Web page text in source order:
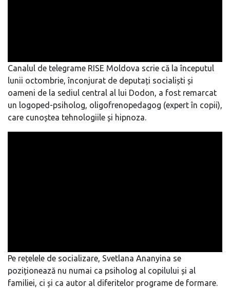
Canalul de telegrame RISE Moldova scrie că la începutul
lunii octombrie, înconjurat de deputați socialiști și
oameni de la sediul central al lui Dodon, a fost remarcat
un logoped-psiholog, oligofrenopedagog (expert în copii),
care cunoștea tehnologiile și hipnoza.
Pe rețelele de socializare, Svetlana Ananyina se
poziționează nu numai ca psiholog al copilului și al
familiei, ci și ca autor al diferitelor programe de formare.